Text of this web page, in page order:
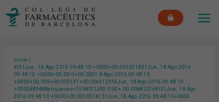
Inicio
#!31Jue, 18 Ago 2016 09:48:10 +0000+00:001031#31Jue, 18 Ago 2016
09:48:10 +0000+00:00-9+00:0031 8 Ago 2016 09:48:10
+0000+00:009+00:003131+00:00x312016Jue, 18 Ago 2016 09:48:10
+0000489488amjueves=159#!31J00 0:00+ 00:008#2016#!31Jue, 18 Ago
2016 09:48:10 +0000+00:001031#/31Jue, 18 Ago 2016 09:48:10+0000